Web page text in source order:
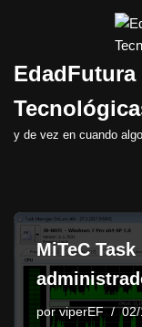
al
y de vez en cuando
MiTeC
porviperEF